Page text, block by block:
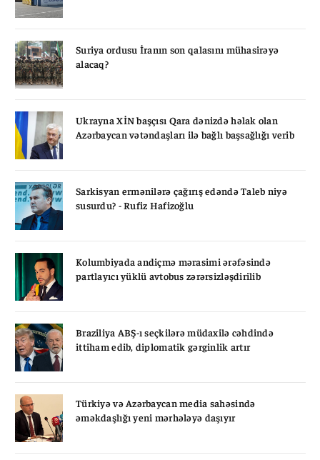
Suriya ordusu İranın son qalasını mühasirəyə
alacaq?
Ukrayna XİN başçısı Qara dənizdə həlak olan
Azərbaycan vətəndaşları ilə bağlı başsağlığı verib
Sarkisyan ermənilərə çağırış edəndə Taleb niyə
susurdu? - Rufiz Hafizoğlu
Kolumbiyada andiçmə mərasimi ərəfəsində
partlayıcı yüklü avtobus zərərsizləşdirilib
Braziliya ABŞ-ı seçkilərə müdaxilə cəhdində
ittiham edib, diplomatik gərginlik artır
Türkiyə və Azərbaycan media sahəsində
əməkdaşlığı yeni mərhələyə daşıyır